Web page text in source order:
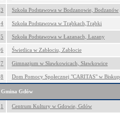
3 Szkoła Podstawowa w Bodzanowie, Bodzanów
4 Szkoła Podstawowa w Trąbkach,Trąbki
5 Szkoła Podstawowa w Łazanach, Łazany
6 Świetlica w Zabłociu, Zabłocie
7 Gimnazjum w Sławkowicach, Sławkowice
8 Dom Pomocy Społecznej "CARITAS" w
Gmina Gdów
1 Centrum Kultury w Gdowie, Gdów